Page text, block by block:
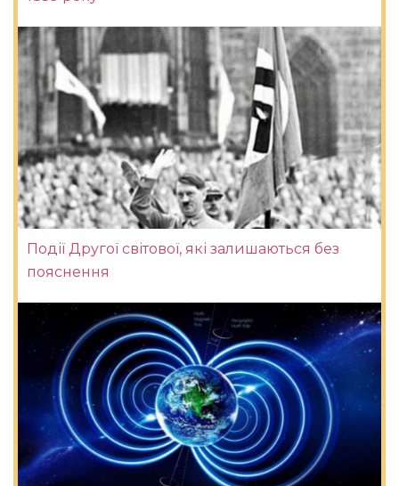
Події Другої світової, які залишаються без
пояснення